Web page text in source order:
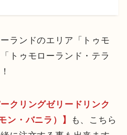
ランドのエリア「トゥモ
トゥモローランド・テラ
ークリングゼリードリンク
ン・バニラ）】
も、こちら